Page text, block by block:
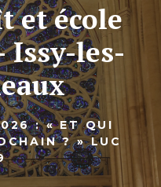
et école
Issy-les-
: « ET QUI
? » LUC